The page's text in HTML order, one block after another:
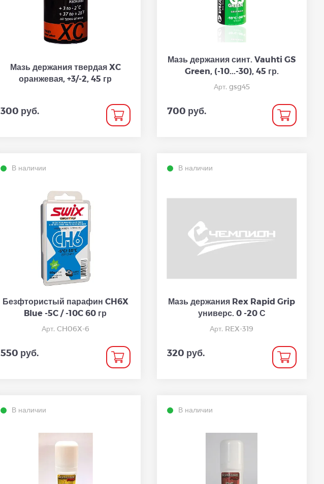
Мазь держания твердая XC
оранжевая, +3/-2, 45 гр
300 руб.
Мазь держания синт. Vauhti GS
Green, (-10...-30), 45 гр.
Арт. gsg45
700 руб.
В наличии
Безфтористый парафин CH6X
Blue -5C / -10C 60 гр
Арт. CH06X-6
550 руб.
В наличии
Мазь держания Rex Rapid Grip
универс. 0 -20 С
Арт. REX-319
320 руб.
В наличии В наличии